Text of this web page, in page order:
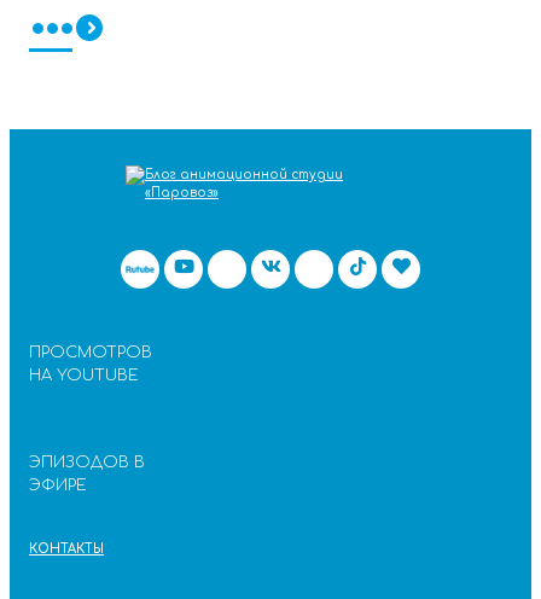
России
•••
ПРОСМОТРОВ
НА YOUTUBE
ЭПИЗОДОВ В
ЭФИРЕ
КОНТАКТЫ